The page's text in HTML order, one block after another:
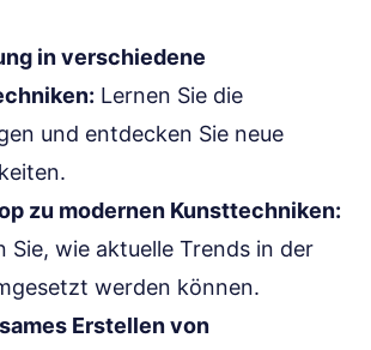
in verschiedene
Lernen Sie die
und entdecken Sie neue
zu modernen Kunsttechniken:
Sie, wie aktuelle Trends in der
werden können.
Erstellen von